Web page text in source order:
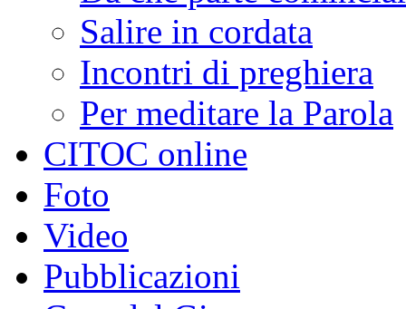
Salire in cordata
Incontri di preghiera
Per meditare la Parola
CITOC online
Foto
Video
Pubblicazioni